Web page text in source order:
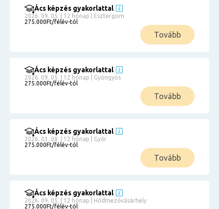
Ács képzés gyakorlattal
2026. 09. 05. | 12 hónap | Esztergom
275.000Ft/félév-tól
Tovább
Ács képzés gyakorlattal
2026. 09. 05. | 12 hónap | Gyöngyös
275.000Ft/félév-tól
Tovább
Ács képzés gyakorlattal
2026. 03. 08. | 12 hónap | Győr
275.000Ft/félév-tól
Tovább
Ács képzés gyakorlattal
2026. 09. 05. | 12 hónap | Hódmezővásárhely
275.000Ft/félév-tól